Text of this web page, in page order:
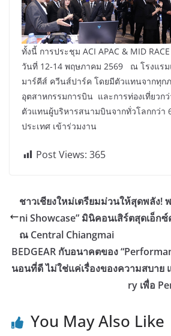
ทั้งนี้ การประชุม ACI APAC & MID
วันที่ 12-14 พฤษภาคม 2569 ณ โรงแร
มาร์คีส์ ควีนส์ปาร์ค โดยมีตัวแทนจากทุก
อุตสาหกรรมการบิน และการท่องเที่ยวก
ตัวแทนผู้บริหารสนามบินจากทั่วโลกกว่า
ประเทศ เข้าร่วมงาน
Post Views: 365
ชาวเชียงใหม่เตรียมม่วนให้สุดพลัง!
ni Showcase” มินิคอนเสิร์ตสุดเอ็กซ์
ณ Central Chiangmai
BEDGEAR กับอนาคตของ
นอนที่ดี ไม่ใช่แค่เรื่องของความสบาย
ry เพื่อ
You May Also Like